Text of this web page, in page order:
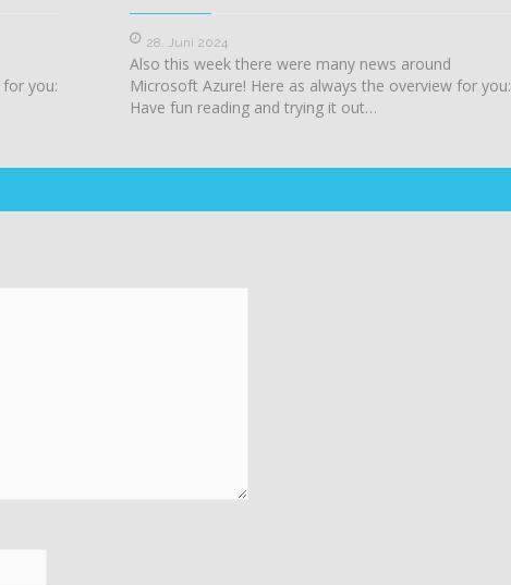
you:
28. Juni 2024
Also this week there were many news around
Microsoft Azure! Here as always the overview for you:
Have fun reading and trying it out…